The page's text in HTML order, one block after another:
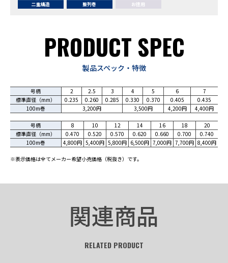
二重構造
整列巻 お徳用
PRODUCT SPEC
製品スペック・特徴
号柄 2 2.5 3 4 5 6
7
標準直径（mm）
0.235 0.260 0.285 0.330 0.370 0.405
0.435
100m巻
3,200円 3,500円 4,200円 4,400円
号柄 8 10 12 14 16 18
20
標準直径（mm）
0.470 0.520 0.570 0.620 0.660 0.700
0.740
100m巻
4,800円 5,400円 5,800円 6,500円 7,000円 7,700円 8,400円
※表示価格は全てメーカー希望小売価格（税抜き）です。
関連商品
RELATED PRODUCT